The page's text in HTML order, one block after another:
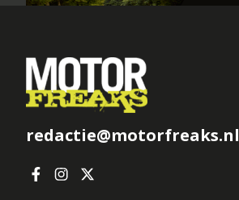
redactie@motorfreaks.nl